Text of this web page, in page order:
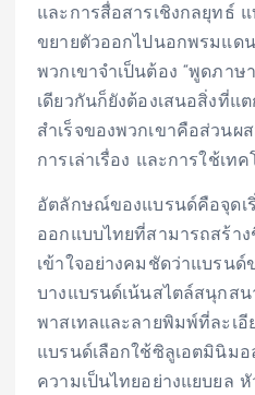
และการสื่อสารเชิงกลยุทธ์
ขยายตัวออกไปนอกพรมแดน
พวกเขาจำเป็นต้อง “พูดภา
เดียวกันก็ยังต้องเสนอสิ่งที่แ
สำเร็จของพวกเขาคือส่วนผ
การเล่าเรื่อง และการใช้เ
อัตลักษณ์ของแบรนด์คือจุดเ
ออกแบบไทยที่สามารถสร้า
เข้าใจอย่างคมชัดว่าแบรนด์
บางแบรนด์เน้นสไตล์สนุกส
พาสเทลและลายพิมพ์ที่ละเ
แบรนด์เลือกใช้ซิลูเอตมินิม
ความเป็นไทยอย่างแยบยล